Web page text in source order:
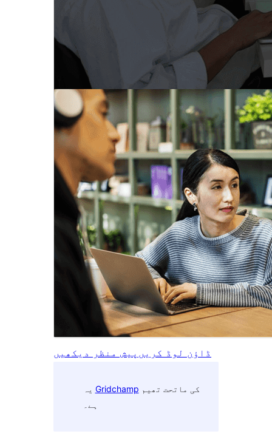
پیش منظر دیکھیں ڈاؤن لوڈ کریں
Gridchamp
ہے۔